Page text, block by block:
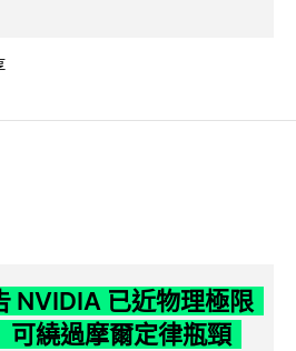
NVIDIA 已近物理極限
可繞過摩爾定律瓶頸